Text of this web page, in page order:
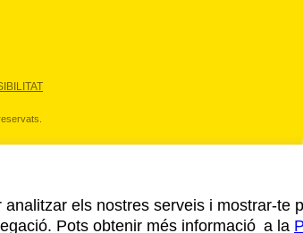
els nostres serveis i mostrar-
Pots obtenir més informació a la